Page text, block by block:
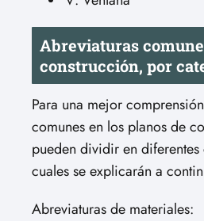
Abreviaturas
construcción, por
Para una mejor
comunes en los planos de
pueden dividir en
cuales se explicarán a
Abreviaturas de materiales: